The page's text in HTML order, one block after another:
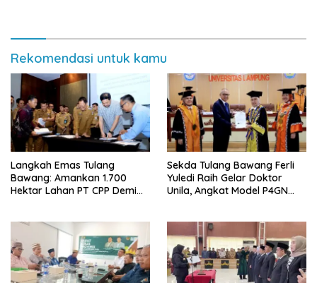
Rekomendasi untuk kamu
Langkah Emas Tulang
Bawang: Amankan 1.700
Hektar Lahan PT CPP Demi
Sekda Tulang Bawang Ferli
Yuledi Raih Gelar Doktor
Unila, Angkat Model P4GN